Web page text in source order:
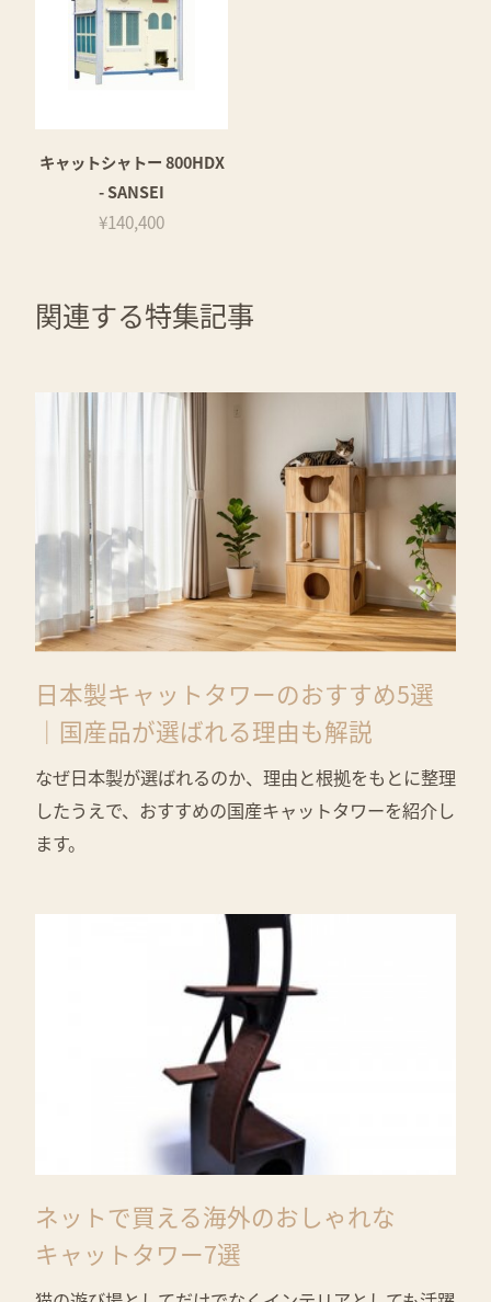
キャットシャトー 800HDX
- SANSEI
¥140,400
関連する特集記事
日本製キャットタワーのおすすめ5選
｜国産品が選ばれる理由も解説
なぜ日本製が選ばれるのか、理由と根拠をもとに整理
したうえで、おすすめの国産キャットタワーを紹介し
ます。
ネットで買える海外のおしゃれな
キャットタワー7選